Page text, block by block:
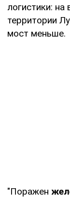
логистики: на
территории
мост меньше.
"Поражен